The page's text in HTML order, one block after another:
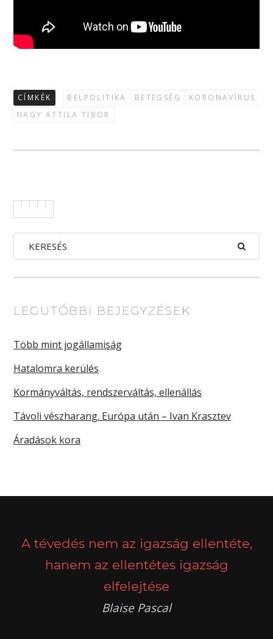
CÍMKÉK BELPOLITIKA BETEGSÉG
KORONAVÍRUS
NAGY ATTILA TIBOR
LEGUTÓBBI BEJEGYZÉSEK
Több mint jogállamiság
Hatalomra kerülés
Kormányváltás, rendszerváltás, ellenállás
Távoli vészharang. Európa után – Ivan Krasztev
Áradások kora
A tévedés nem az igazság ellentéte,
hanem az ellentétes igazság
elfelejtése
Blaise Pascal